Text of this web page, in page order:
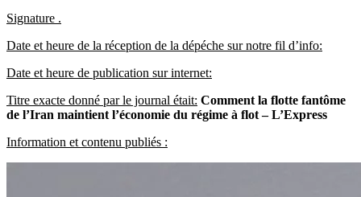
Signature .
Date et heure de la réception de la dépéche sur notre fil d’info:
Date et heure de publication sur internet:
Titre exacte donné par le journal était: Comment la flotte fantôme
de l’Iran maintient l’économie du régime à flot – L’Express
Information et contenu publiés :